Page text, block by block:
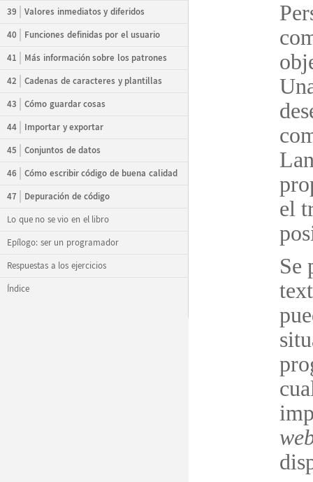
39
Valores inmediatos y diferidos
40
Funciones definidas por el usuario
41
Más información sobre los patrones
42
Cadenas de caracteres y plantillas
43
Cómo guardar cosas
44
Importar y exportar
45
Conjuntos de datos
46
Cómo escribir código de buena calidad
47
Depuración de código
Lo que no se vio en el libro
Epílogo: ser un programador
Respuestas a los ejercicios
Índice
el
Se